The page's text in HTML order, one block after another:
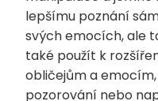
lepšímu poznání
svých emocích, ale
také použít k
obličejům a
pozorování nebo